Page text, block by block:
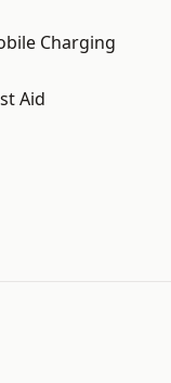
Charging
Aid